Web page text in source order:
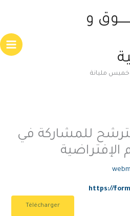
و
خميس مليانة
للمشاركة في
الإفتراضية
https://
Télécharger